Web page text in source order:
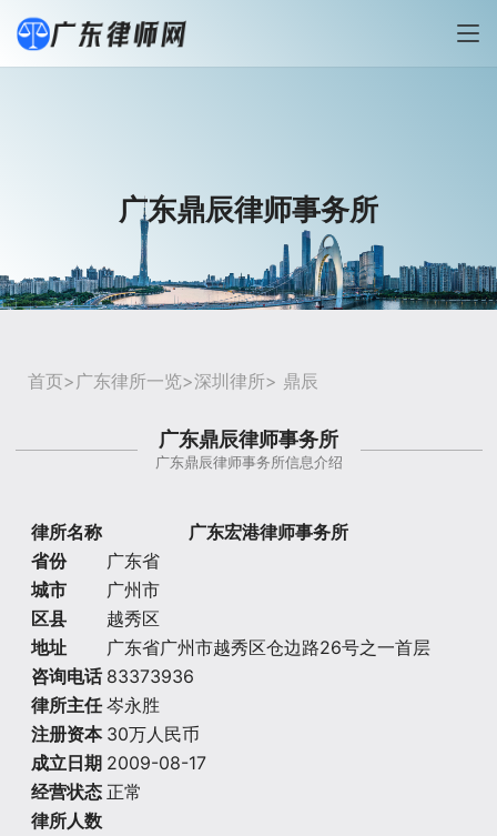
广东鼎辰律师事务所
首页> 广东律所一览>深圳律所> 鼎辰
广东鼎辰律师事务所
广东鼎辰律师事务所信息介绍
律所名称
广东宏港律师事务所
省份
广东省
城市
广州市
区县
越秀区
地址
广东省广州市越秀区仓边路26号之一首层
咨询电话 83373936
律所主任 岑永胜
注册资本 30万人民币
成立日期 2009-08-17
经营状态 正常
律所人数